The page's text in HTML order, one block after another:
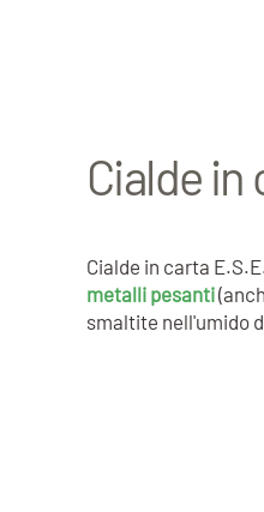
Cialde in
Cialde in carta
metalli pesanti
smaltite nell'umido